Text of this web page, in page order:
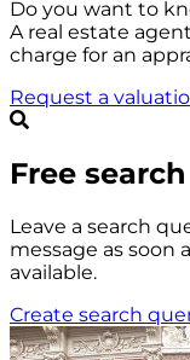
Do you want to
A real estate
charge for an
Request a
Free search
Leave a search
message as soon
available.
Create search